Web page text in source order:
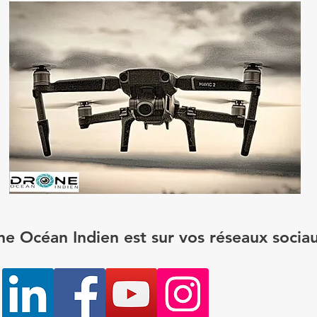
Océan Indien est sur vos réseaux